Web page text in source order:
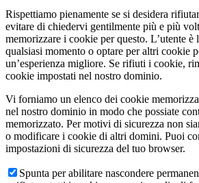
Rispettiamo pienamente se si desidera
evitare di chiedervi gentilmente più e più
memorizzare i cookie per questo. L’utente
qualsiasi momento o optare per altri cookie
un’esperienza migliore. Se rifiuti i cookie,
cookie impostati nel nostro dominio.
Vi forniamo un elenco dei cookie
nel nostro dominio in modo che possiate
memorizzato. Per motivi di sicurezza non
o modificare i cookie di altri domini. Puoi
impostazioni di sicurezza del tuo browser.
Spunta per abilitare nascondere